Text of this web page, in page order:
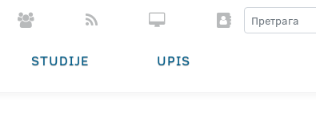
STUDIJE UPIS